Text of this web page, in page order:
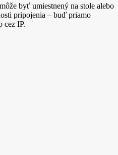
byť umiestnený na stole alebo
pripojenia – buď priamo
cez IP.